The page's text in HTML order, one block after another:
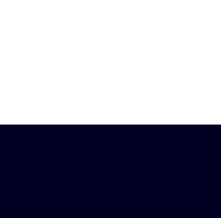
οικοπεδου απο χορτα αττικη -